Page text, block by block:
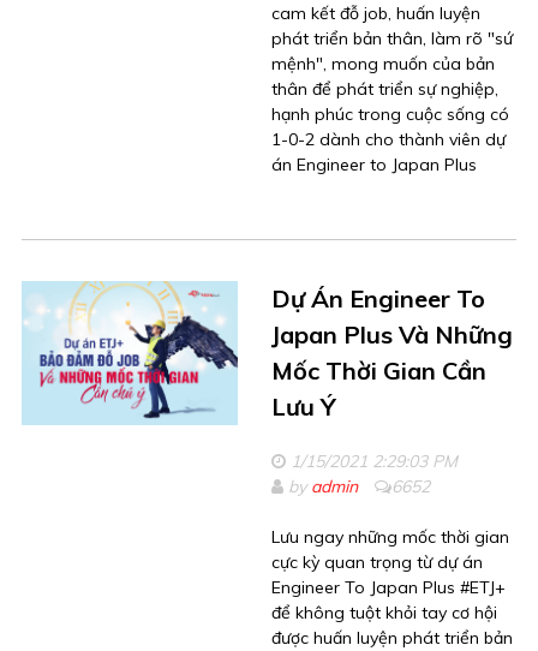
cam kết đỗ job, huấn luyện
phát triển bản thân, làm rõ "sứ
mệnh", mong muốn của bản
thân để phát triển sự nghiệp,
hạnh phúc trong cuộc sống có
1-0-2 dành cho thành viên dự
án Engineer to Japan Plus
Dự Án Engineer To
Japan Plus Và Những
Mốc Thời Gian Cần
Lưu Ý
1/15/2021 2:29:03 PM
byadmin 6652
Lưu ngay những mốc thời gian
cực kỳ quan trọng từ dự án
Engineer To Japan Plus #ETJ+
để không tuột khỏi tay cơ hội
được huấn luyện phát triển bản